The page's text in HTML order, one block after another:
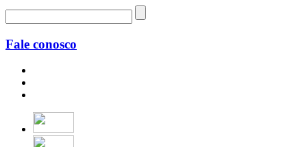
Fale conosco